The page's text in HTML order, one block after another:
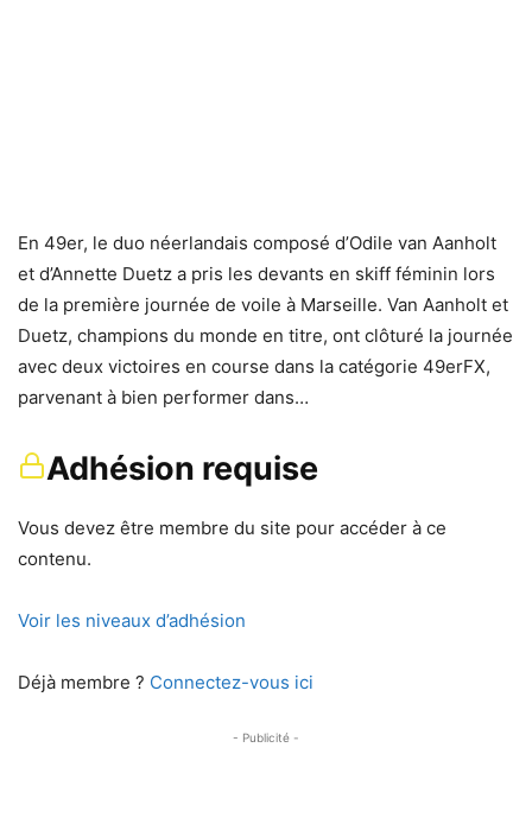
En 49er, le duo néerlandais composé d’Odile van Aanholt
et d’Annette Duetz a pris les devants en skiff féminin lors
de la première journée de voile à Marseille. Van Aanholt et
Duetz, champions du monde en titre, ont clôturé la journée
avec deux victoires en course dans la catégorie 49erFX,
parvenant à bien performer dans…
Adhésion requise
Vous devez être membre du site pour accéder à ce
contenu.
Voir les niveaux d’adhésion
Déjà membre ? Connectez-vous ici
- Publicité -